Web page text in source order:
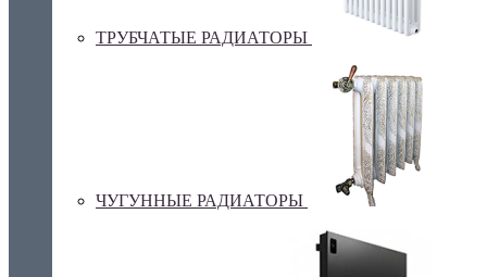
ТРУБЧАТЫЕ РАДИАТОРЫ
ЧУГУННЫЕ РАДИАТОРЫ